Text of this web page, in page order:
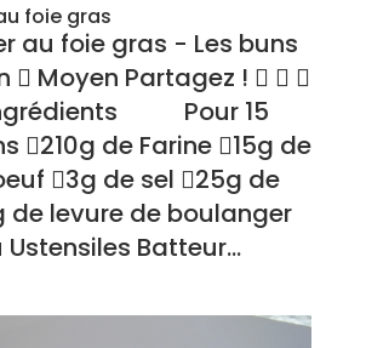
foie gras
au foie gras - Les buns
 Moyen Partagez !   
Pour 15
210g de Farine 15g de
3g de sel 25g de
de levure de boulanger
Batteur...